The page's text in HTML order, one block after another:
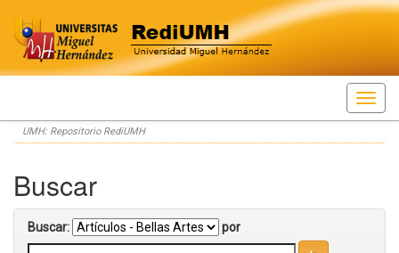
Skip
navigation
UMH: Repositorio RediUMH
Buscar
Buscar: por